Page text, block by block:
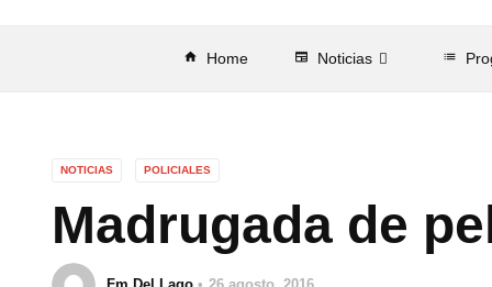
home Home newspaper Noticias list
NOTICIAS POLICIALES
Madrugada de